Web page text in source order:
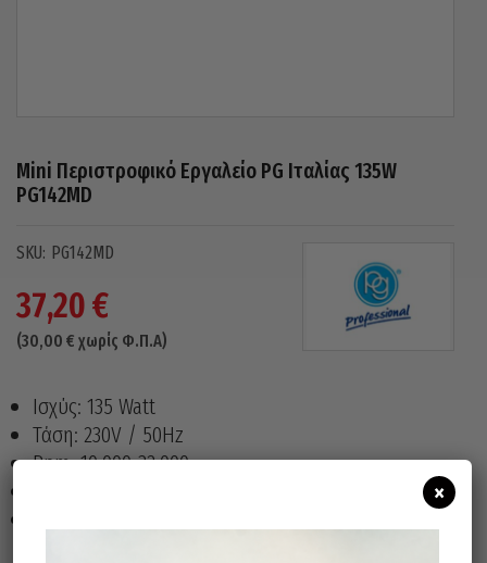
Mini Περιστροφικό Εργαλείο PG Ιταλίας 135W
PG142MD
PG142MD
37,20€
(30,00 € χωρίς Φ.Π.Α)
Ισχύς: 135 Watt
Τάση: 230V / 50Hz
Rpm: 10.000-32.000
×